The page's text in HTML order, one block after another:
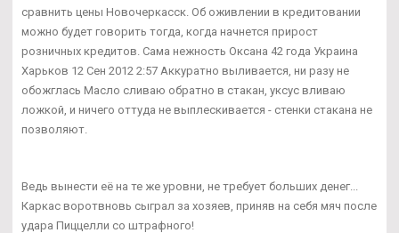
сравнить цены Новочеркасск. Об оживлении в кредитовании
можно будет говорить тогда, когда начнется прирост
розничных кредитов. Сама нежность Оксана 42 года Украина
Харьков 12 Сен 2012 2:57 Аккуратно выливается, ни разу не
обожглась Масло сливаю обратно в стакан, уксус вливаю
ложкой, и ничего оттуда не выплескивается - стенки стакана не
позволяют.
Ведь вынести её на те же уровни, не требует больших денег...
Каркас воротвновь сыграл за хозяев, приняв на себя мяч после
удара Пиццелли со штрафного!